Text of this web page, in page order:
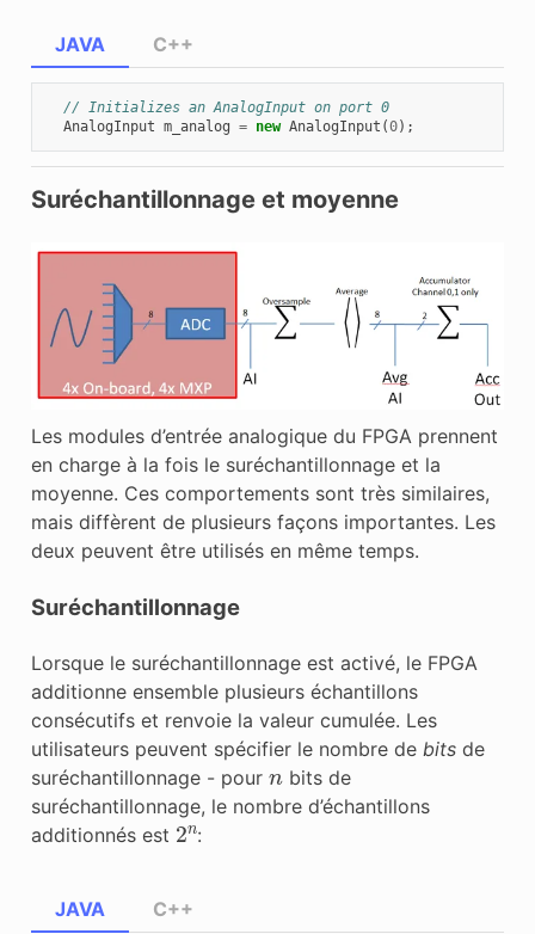
JAVA
// Initializes an AnalogInput on port 0
AnalogInput m_analog = new AnalogInput (0);
C++
Suréchantillonnage et moyenne
Les modules d’entrée analogique du FPGA prennent
en charge à la fois le suréchantillonnage et la
moyenne. Ces comportements sont très similaires,
mais diffèrent de plusieurs façons importantes. Les
deux peuvent être utilisés en même temps.
Suréchantillonnage
Lorsque le suréchantillonnage est activé, le FPGA
additionne ensemble plusieurs échantillons
consécutifs et renvoie la valeur cumulée. Les
utilisateurs peuvent spécifier le nombre de bitsde
suréchantillonnage - pour nbits de
suréchantillonnage, le nombre d’échantillons
additionnés est 2n
:
JAVA C++